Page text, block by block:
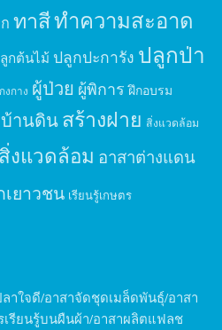
ทาสีทำความสะอาด
กต้นไม้ ปลูกปะการัง ปลูกป่า
งกาง ผู้ป่วย ผู้พิการ ฝึกอบรม
บ้านดินสร้างฝาย สิ่งแวดล้อม
งแวดล้อม อาสาต่างแดน
เยาวชน เรียนรู้เกษตร
าใจดี/อาสาจัดชุดเมล็ดพันธุ์/อาสา
เรียนรู้บนผืนผ้า/อาสาผลิตแฟลช